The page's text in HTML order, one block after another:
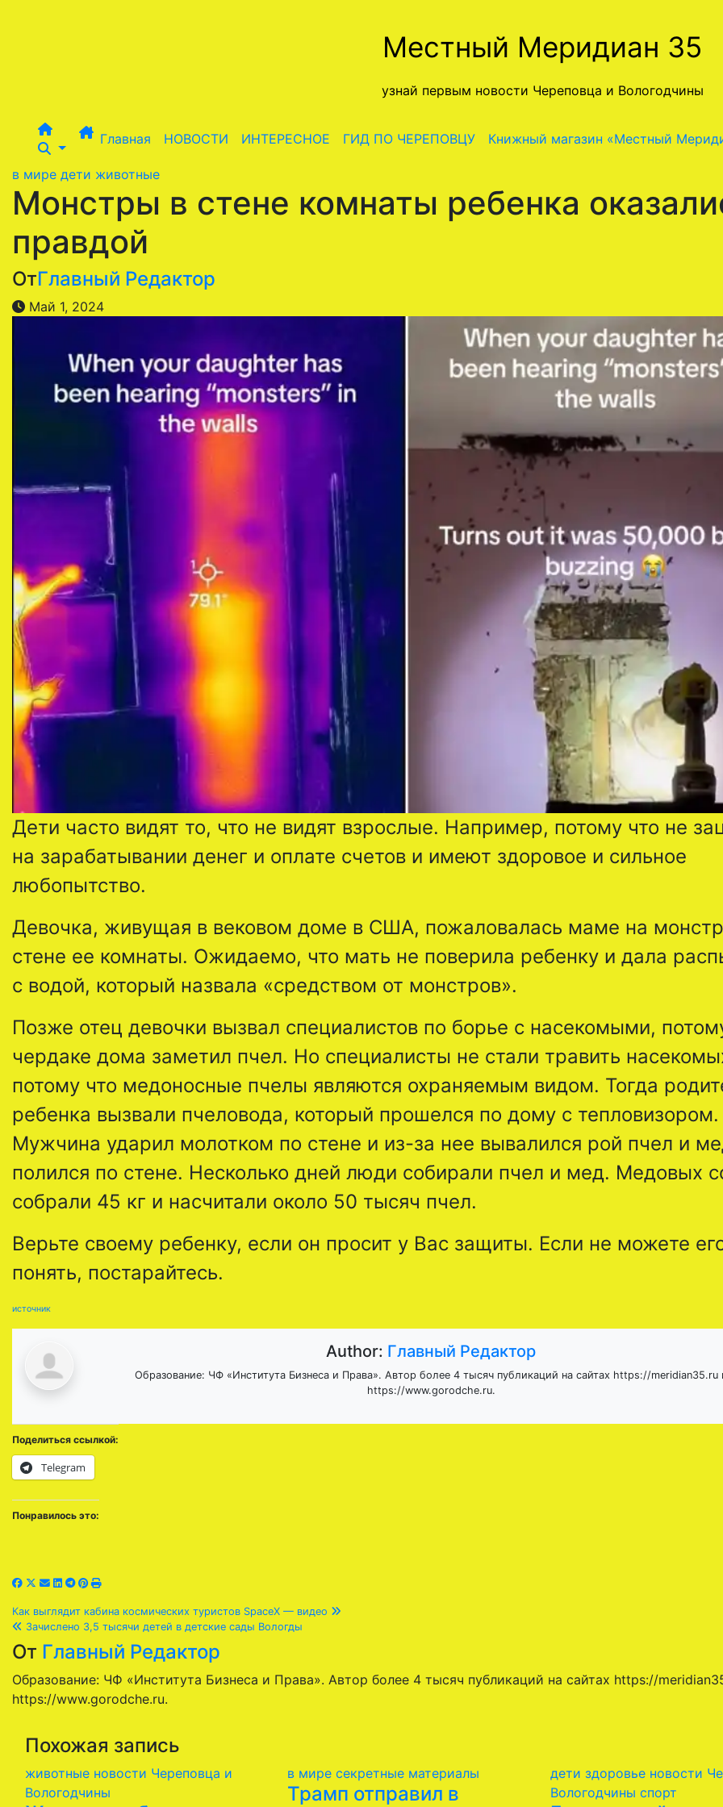
Местный Меридиан 35
узнай первым новости Череповца и Вологодчины
Главная НОВОСТИ ИНТЕРЕСНОЕ ГИД ПО ЧЕРЕПОВЦУ Книжный магазин «Местный
в мире дети животные
Монстры в стене комнаты ребенка
правдой
ОтГлавный Редактор
Май 1, 2024
Дети часто видят то, что не видят взрослые. Например, потому что не
на зарабатывании денег и оплате счетов и имеют здоровое и сильное
любопытство.
Девочка, живущая в вековом доме в США, пожаловалась маме на
стене ее комнаты. Ожидаемо, что мать не поверила ребенку и дала
с водой, который назвала «средством от монстров».
Позже отец девочки вызвал специалистов по борье с насекомыми,
чердаке дома заметил пчел. Но специалисты не стали травить
потому что медоносные пчелы являются охраняемым видом. Тогда
ребенка вызвали пчеловода, который прошелся по дому с тепловизором.
Мужчина ударил молотком по стене и из-за нее вывалился рой пчел и
полился по стене. Несколько дней люди собирали пчел и мед. Медовых
собрали 45 кг и насчитали около 50 тысяч пчел.
Верьте своему ребенку, если он просит у Вас защиты. Если не можете
понять, постарайтесь.
источник
Author: Главный Редактор
Образование: ЧФ «Института Бизнеса и Права». Автор более 4 тысяч публикаций на сайтах https://meridian35.ru
https://www.gorodche.ru.
Поделиться ссылкой:
Telegram
Понравилось это:
Навигация
по
записям
Как выглядит кабина космических туристов SpaceX — видео
Зачислено 3,5 тысячи детей в детские сады Вологды
От Главный Редактор
Образование: ЧФ «Института Бизнеса и Права». Автор более 4 тысяч публикаций на сайтах https://
https://www.gorodche.ru.
Похожая запись
животные новости Череповца и
Вологодчины
в миресекретные материалы
Трамп отправил в
дети здоровье новости
Вологодчины спорт